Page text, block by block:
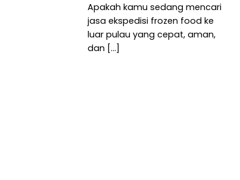
Apakah kamu sedang mencari
jasa ekspedisi frozen food ke
luar pulau yang cepat, aman,
dan [...]